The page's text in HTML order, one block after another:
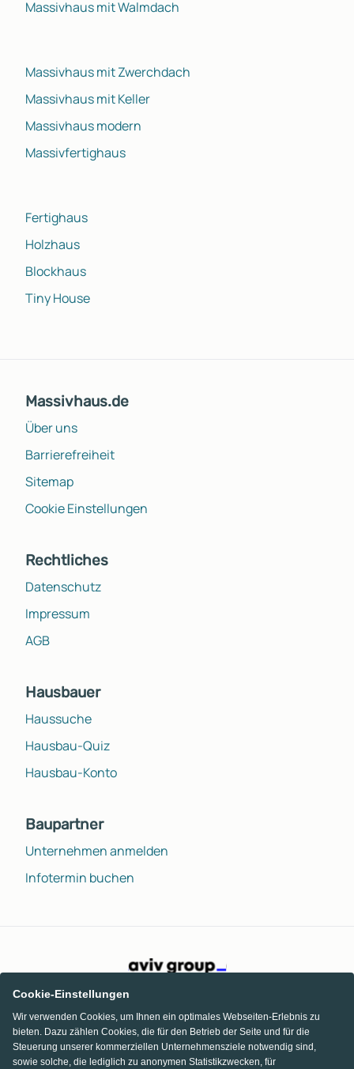
Massivhaus mit Walmdach
Massivhaus mit Zwerchdach
Massivhaus mit Keller
Massivhaus modern
Massivfertighaus
Fertighaus
Holzhaus
Blockhaus
Tiny House
Massivhaus.de
Über uns
Barrierefreiheit
Sitemap
Cookie Einstellungen
Rechtliches
Datenschutz
Impressum
AGB
Hausbauer
Haussuche
Hausbau-Quiz
Hausbau-Konto
Baupartner
Unternehmen anmelden
Infotermin buchen
Cookie-Einstellungen
Wir verwenden Cookies, um Ihnen ein optimales Webseiten-Erlebnis zu
bieten. Dazu zählen Cookies, die für den Betrieb der Seite und für die
Steuerung unserer kommerziellen Unternehmensziele notwendig sind,
sowie solche, die lediglich zu anonymen Statistikzwecken, für